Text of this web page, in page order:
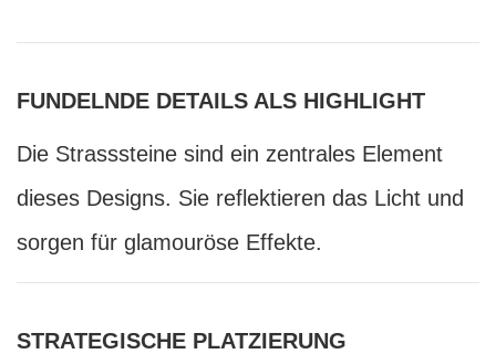
FUNDELNDE DETAILS ALS HIGHLIGHT
Die Strasssteine sind ein zentrales Element
dieses Designs. Sie reflektieren das Licht und
sorgen für glamouröse Effekte.
STRATEGISCHE PLATZIERUNG